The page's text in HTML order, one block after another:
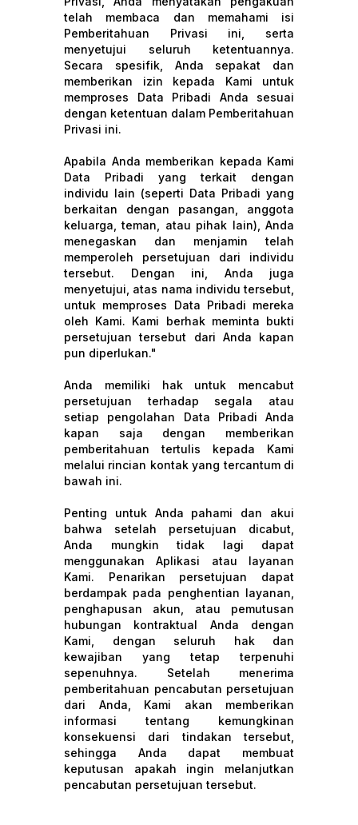
telah membaca dan memahami isi
Pemberitahuan Privasi ini, serta
menyetujui seluruh ketentuannya.
Secara spesifik, Anda sepakat dan
memberikan izin kepada Kami untuk
memproses Data Pribadi Anda sesuai
dengan ketentuan dalam Pemberitahuan
Privasi ini.
Apabila Anda memberikan kepada Kami
Data Pribadi yang terkait dengan
individu lain (seperti Data Pribadi yang
berkaitan dengan pasangan, anggota
keluarga, teman, atau pihak lain), Anda
menegaskan dan menjamin telah
memperoleh persetujuan dari individu
tersebut. Dengan ini, Anda juga
menyetujui, atas nama individu tersebut,
untuk memproses Data Pribadi mereka
oleh Kami. Kami berhak meminta bukti
persetujuan tersebut dari Anda kapan
pun diperlukan."
Anda memiliki hak untuk mencabut
persetujuan terhadap segala atau
setiap pengolahan Data Pribadi Anda
kapan saja dengan memberikan
pemberitahuan tertulis kepada Kami
melalui rincian kontak yang tercantum di
bawah ini.
Penting untuk Anda pahami dan akui
bahwa setelah persetujuan dicabut,
Anda mungkin tidak lagi dapat
menggunakan Aplikasi atau layanan
Kami. Penarikan persetujuan dapat
berdampak pada penghentian layanan,
penghapusan akun, atau pemutusan
hubungan kontraktual Anda dengan
Kami, dengan seluruh hak dan
kewajiban yang tetap terpenuhi
sepenuhnya. Setelah menerima
pemberitahuan pencabutan persetujuan
dari Anda, Kami akan memberikan
informasi tentang kemungkinan
konsekuensi dari tindakan tersebut,
sehingga Anda dapat membuat
keputusan apakah ingin melanjutkan
pencabutan persetujuan tersebut.